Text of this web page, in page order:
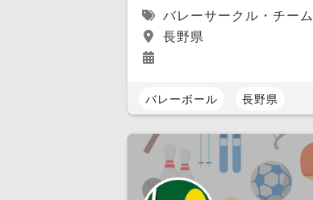
バレーサークル・チーム
長野県
バレーボール 長野県